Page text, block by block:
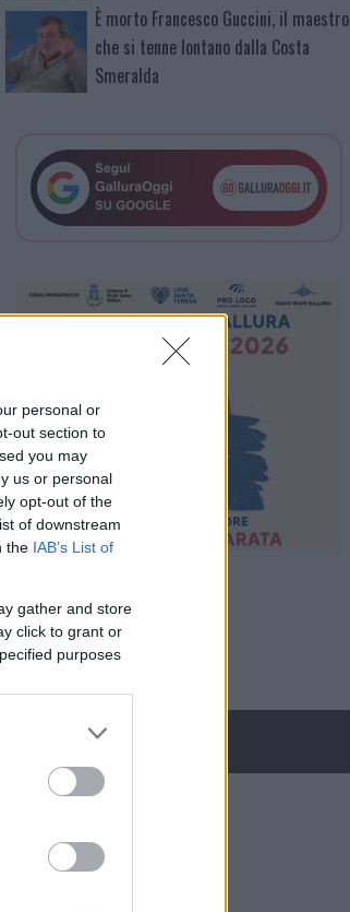
personal or
out section to
you may
us or personal
opt-out of the
of downstream
the IAB’s List of
gather and store
click to grant or
purposes
È morto Francesco Guccini, il maestro
che si tenne lontano dalla Costa
Smeralda
NECROLOGIE